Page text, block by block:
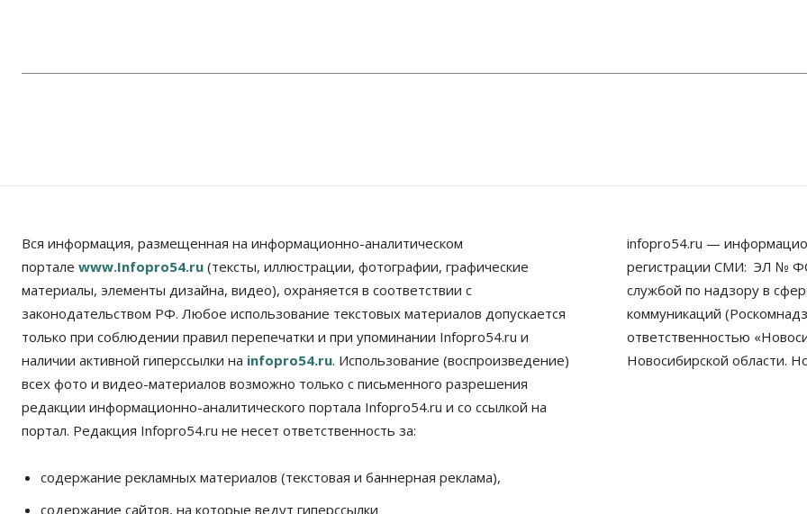
Вся информация, размещенная на информационно-аналитическом
портале www.Infopro54.ru (тексты, иллюстрации, фотографии, графические
материалы, элементы дизайна, видео), охраняется в соответствии с
законодательством РФ. Любое использование текстовых материалов допускается
только при соблюдении правил перепечатки и при упоминании Infopro54.ru и
наличии активной гиперссылки на infopro54.ru. Использование (воспроизведение)
всех фото и видео-материалов возможно только с письменного разрешения
редакции информационно-аналитического портала Infopro54.ru и со ссылкой на
портал. Редакция Infopro54.ru не несет ответственность за:
содержание рекламных материалов (текстовая и баннерная реклама),
содержание сайтов, на которые ведут гиперссылки
infopro54.ru —
регистрации СМИ: ЭЛ №
службой по надзору в
коммуникаций
ответственностью
Новосибирской области.